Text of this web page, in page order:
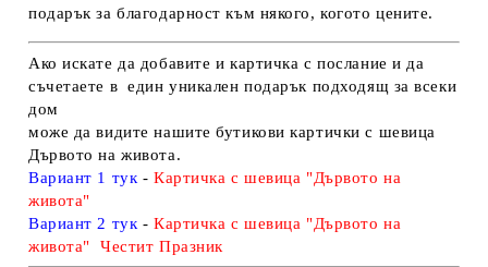
подарък за благодарност към някого, когото цените.
Ако искате да добавите и картичка с послание и да
съчетаете в един уникален подарък подходящ за всеки
дом
може да видите нашите бутикови картички с шевица
Дървото на живота.
Вариант 1 тук - Картичка с шевица "Дървото на
живота"
Вариант 2 тук - Картичка с шевица "Дървото на
живота" Честит Празник